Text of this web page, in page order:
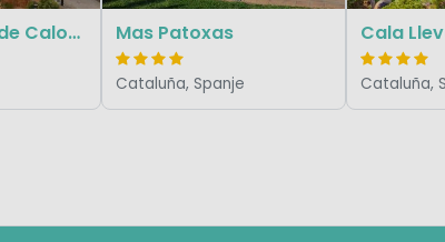
Internacional de Calonge Mas Patoxas
Cataluña, Spanje
Cala
Cataluña,